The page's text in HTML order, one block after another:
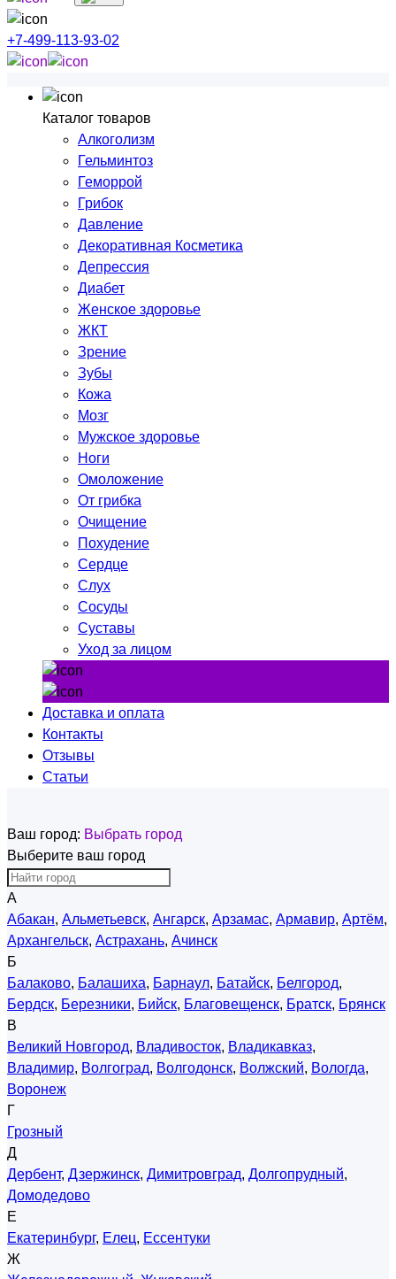
+7-499-113-93-02
Каталог товаров
Алкоголизм
Гельминтоз
Геморрой
Грибок
Давление
Декоративная Косметика
Депрессия
Диабет
Женское здоровье
ЖКТ
Зрение
Зубы
Кожа
Мозг
Мужское здоровье
Ноги
Омоложение
От грибка
Очищение
Похудение
Сердце
Слух
Сосуды
Суставы
Уход за лицом
Доставка и оплата
Контакты
Отзывы
Статьи
Ваш город: Выбрать город
Выберите ваш город
А
Абакан, Альметьевск, Ангарск, Арзамас, Армавир, Артём,
Архангельск, Астрахань, Ачинск
Б
Балаково, Балашиха, Барнаул, Батайск, Белгород,
Бердск, Березники, Бийск, Благовещенск, Братск, Брянск
В
Великий Новгород, Владивосток, Владикавказ,
Владимир, Волгоград, Волгодонск, Волжский, Вологда,
Воронеж
Г
Грозный
Д
Дербент, Дзержинск, Димитровград, Долгопрудный,
Домодедово
Е
Екатеринбург, Елец, Ессентуки
Ж